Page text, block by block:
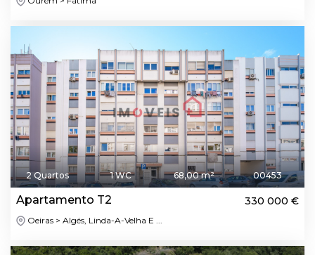
2 Quartos 1 WC 68,00 m² 00453
Apartamento T2 330 000 €
Oeiras > Algés, Linda-A-Velha E ...